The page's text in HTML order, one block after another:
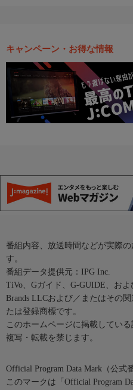
キャンペーン・お得な情報
番組内容、放送時間などが実際
す。
番組データ提供元：IPG Inc.
TiVo、Gガイド、G-GUIDE、お
Brands LLCおよび／またはその
たは登録商標です。
このホームページに掲載してい
複写・転載を禁じます。
Official Program Data Mark（公式
このマークは「Official Program